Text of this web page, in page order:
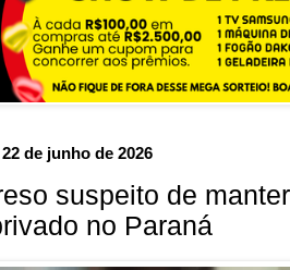
de junho de 2026
suspeito de
no Paraná